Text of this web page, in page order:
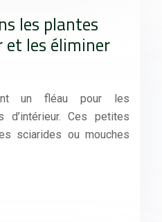
les plantes
et les éliminer
un fléau pour les
d’intérieur. Ces petites
sciarides ou mouches